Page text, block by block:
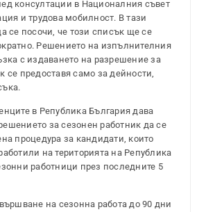
консултации в Националния съвет
и трудова мобилност. В тази
се посочи, че този списък ще се
Решението на изпълнителния
с издаването на разрешение за
се предоставя само за дейности,
в Република България дава
за сезонен работник да се
процедура за кандидати, които
на територията на Република
работници през последните 5
на сезонна работа до 90 дни